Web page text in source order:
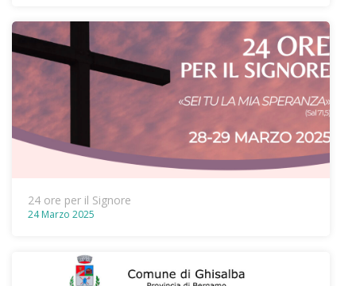
24 ore per il Signore
24 Marzo 2025